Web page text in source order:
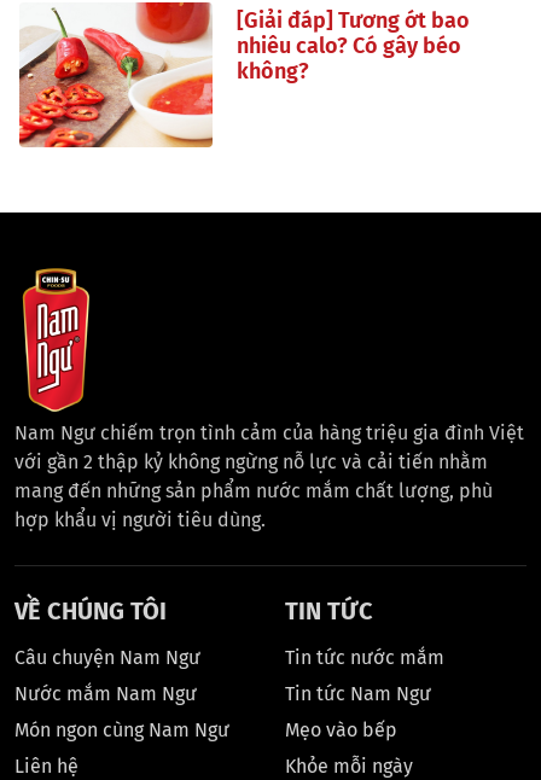
[Giải đáp] Tương ớt bao
nhiêu calo? Có gây béo
không?
Nam Ngư chiếm trọn tình cảm của hàng triệu gia đình Việt
với gần 2 thập kỷ không ngừng nỗ lực và cải tiến nhằm
mang đến những sản phẩm nước mắm chất lượng, phù
hợp khẩu vị người tiêu dùng.
VỀ CHÚNG TÔI
Câu chuyện Nam Ngư
Nước mắm Nam Ngư
Món ngon cùng Nam Ngư
Liên hệ
TIN TỨC
Tin tức nước mắm
Tin tức Nam Ngư
Mẹo vào bếp
Khỏe mỗi ngày